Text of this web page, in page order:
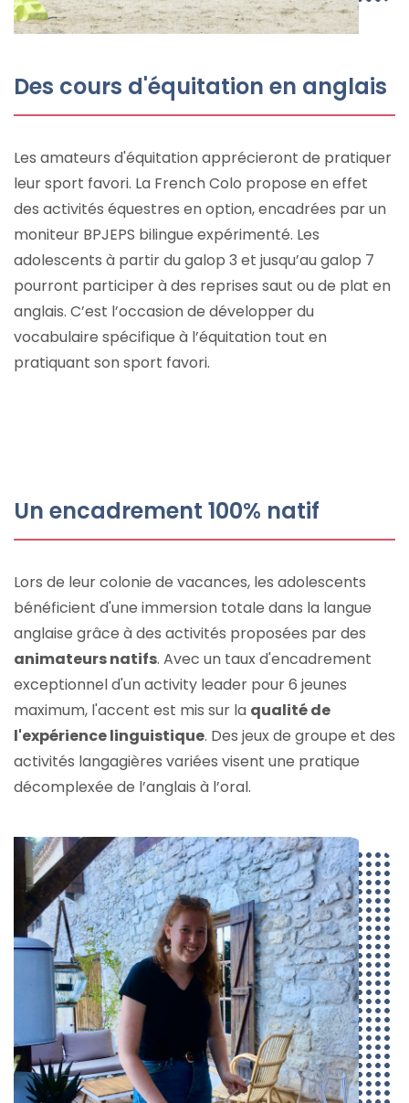
Des cours d'équitation en anglais
Les amateurs d'équitation apprécieront de pratiquer
leur sport favori. La French Colo propose en effet
des activités équestres en option, encadrées par un
moniteur BPJEPS bilingue expérimenté. Les
adolescents à partir du galop 3 et jusqu’au galop 7
pourront participer à des reprises saut ou de plat en
anglais. C’est l’occasion de développer du
vocabulaire spécifique à l’équitation tout en
pratiquant son sport favori.
Un encadrement 100% natif
Lors de leur colonie de vacances, les adolescents
bénéficient d'une immersion totale dans la langue
anglaise grâce à des activités proposées par des
animateurs natifs. Avec un taux d'encadrement
exceptionnel d'un activity leader pour 6 jeunes
maximum, l'accent est mis sur la qualité de
l'expérience linguistique. Des jeux de groupe et des
activités langagières variées visent une pratique
décomplexée de l’anglais à l’oral.